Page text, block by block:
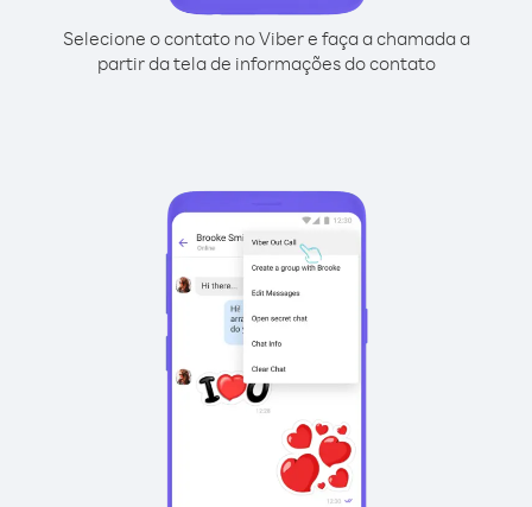
Selecione o contato no Viber e faça a chamada a
partir da tela de informações do contato